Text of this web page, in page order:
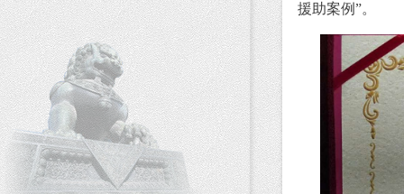
援助案例”。